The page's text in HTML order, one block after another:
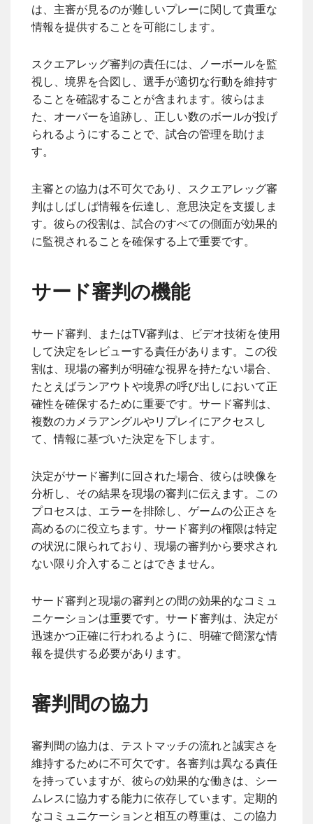
は、主審が見るのが難しいプレーに関して貴重な
情報を提供することを可能にします。
スクエアレッグ審判の責任には、ノーボールを監
視し、境界を合図し、選手が適切な行動を維持す
ることを確認することが含まれます。彼らはま
た、オーバーを追跡し、正しい数のボールが投げ
られるようにすることで、試合の管理を助けま
す。
主審との協力は不可欠であり、スクエアレッグ審
判はしばしば情報を伝達し、意思決定を支援しま
す。彼らの役割は、試合のすべての側面が効果的
に監視されることを確保する上で重要です。
サード審判の機能
サード審判、またはTV審判は、ビデオ技術を使用
して決定をレビューする責任があります。この役
割は、現場の審判が明確な視界を持たない場合、
たとえばランアウトや境界の呼び出しにおいて正
確性を確保するために重要です。サード審判は、
複数のカメラアングルやリプレイにアクセスし
て、情報に基づいた決定を下します。
決定がサード審判に回された場合、彼らは映像を
分析し、その結果を現場の審判に伝えます。この
プロセスは、エラーを排除し、ゲームの公正さを
高めるのに役立ちます。サード審判の権限は特定
の状況に限られており、現場の審判から要求され
ない限り介入することはできません。
サード審判と現場の審判との間の効果的なコミュ
ニケーションは重要です。サード審判は、決定が
迅速かつ正確に行われるように、明確で簡潔な情
報を提供する必要があります。
審判間の協力
審判間の協力は、テストマッチの流れと誠実さを
維持するために不可欠です。各審判は異なる責任
を持っていますが、彼らの効果的な働きは、シー
ムレスに協力する能力に依存しています。定期的
なコミュニケーションと相互の尊重は、この協力